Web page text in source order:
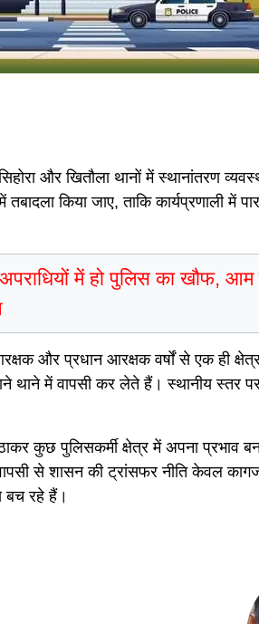
और खितौला थानों में स्थानांतरण
किया जाए, ताकि कार्यप्रणाली में
अपराधियों में हो पुलिस का खौफ, आम
और प्रधान आरक्षक वर्षों से एक ही
थाने में वापसी कर लेते हैं। स्थानीय
कुछ पुलिसकर्मी क्षेत्र में अपना प्रभाव
से शासन की ट्रांसफर नीति केवल
रहे हैं।